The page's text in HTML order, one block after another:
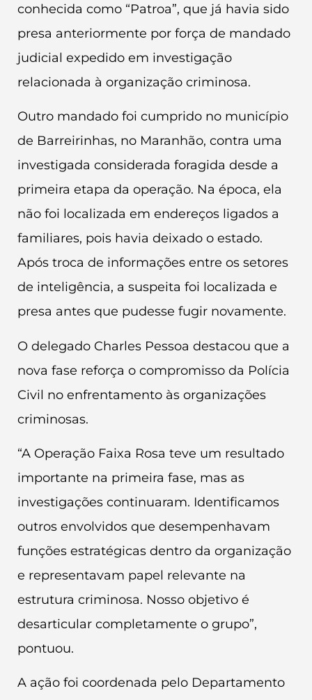
conhecida como “Patroa”, que já havia sido
presa anteriormente por força de mandado
judicial expedido em investigação
relacionada à organização criminosa.
Outro mandado foi cumprido no município
de Barreirinhas, no Maranhão, contra uma
investigada considerada foragida desde a
primeira etapa da operação. Na época, ela
não foi localizada em endereços ligados a
familiares, pois havia deixado o estado.
Após troca de informações entre os setores
de inteligência, a suspeita foi localizada e
presa antes que pudesse fugir novamente.
O delegado Charles Pessoa destacou que a
nova fase reforça o compromisso da Polícia
Civil no enfrentamento às organizações
criminosas.
“A Operação Faixa Rosa teve um resultado
importante na primeira fase, mas as
investigações continuaram. Identificamos
outros envolvidos que desempenhavam
funções estratégicas dentro da organização
e representavam papel relevante na
estrutura criminosa. Nosso objetivo é
desarticular completamente o grupo”,
pontuou.
A ação foi coordenada pelo Departamento